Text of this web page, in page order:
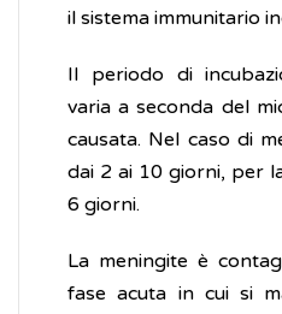
il sistema immunitario
Il periodo di
varia a seconda del
causata. Nel caso di
dai 2 ai 10 giorni, per
6 giorni.
La meningite è
fase acuta in cui si